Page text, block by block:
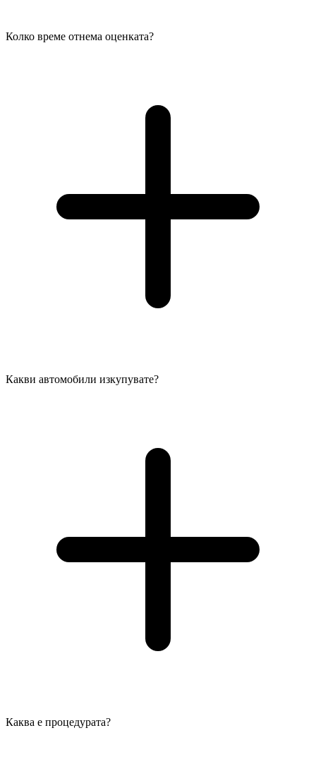
Колко време отнема оценката?
Какви автомобили изкупувате?
Каква е процедурата?